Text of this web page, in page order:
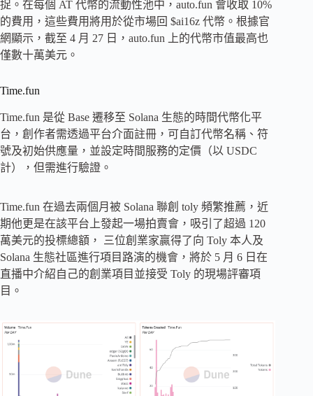
捉。在每個 AT 代幣的流動性池中，auto.fun 會收取 10%
的費用，這些費用將用於從市場回 $ai16z 代幣。根據官
網顯示，截至 4 月 27 日，auto.fun 上的代幣市值最高也
僅數十萬美元。
Time.fun
Time.fun 是從 Base 遷移至 Solana 生態的時間代幣化平
台，創作者需透過平台介面註冊，可自訂代幣名稱、符
號及初始供應量，並設定時間服務的定價（以 USDC
計），但需進行驗證。
Time.fun 在過去兩個月被 Solana 聯創 toly 頻繁推薦，近
期他更是在該平台上發起一場拍賣會，吸引了超過 120
萬美元的投標總額， 三位創業家贏得了向 Toly 本人及
Solana 生態社區進行項目路演的機會，將於 5 月 6 日在
直播中介紹自己的創業項目並接受 Toly 的現場評審項
目。